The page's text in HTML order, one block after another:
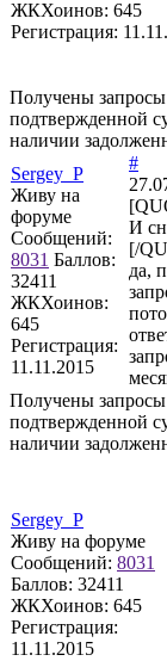
ЖКХоинов: 645
Регистрация:
Получены
подтвержденной
наличии
Sergey_P
Живу на
форуме
Сообщений:
8031 Баллов:
32411
ЖКХоинов:
645
Регистрация:
11.11.2015
#
И
[/
да,
Получены
подтвержденной
наличии
Sergey_P
Живу на форуме
Сообщений: 8031
Баллов: 32411
ЖКХоинов: 645
Регистрация:
11.11.2015